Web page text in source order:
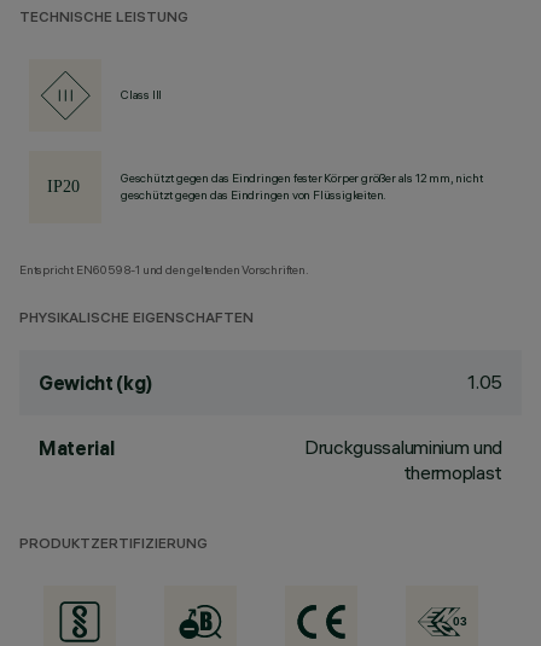
TECHNISCHE LEISTUNG
Class III
Geschützt gegen das Eindringen fester Körper größer als 12 mm, nicht
geschützt gegen das Eindringen von Flüssigkeiten.
Entspricht EN60598-1 und den geltenden Vorschriften.
PHYSIKALISCHE EIGENSCHAFTEN
Gewicht (kg) 1.05
Material
Druckgussaluminium und
thermoplast
PRODUKTZERTIFIZIERUNG